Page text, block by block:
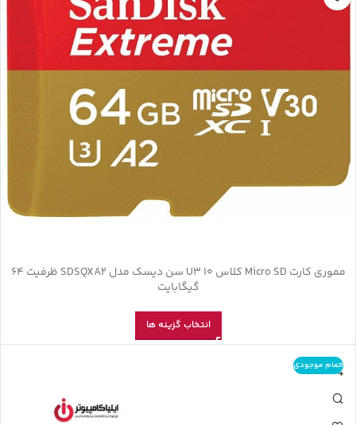
مموری کارت Micro SD کلاس U3 10 سن دیسک مدل SDSQXA2 ظرفیت 64
گیگابایت
انتخاب گزینه ها
اتمام موجودی